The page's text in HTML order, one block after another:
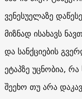
ვენესუელაზე
მიზნად ისახავს
და სანქციების
ეტაპზე უცნობია,
შეეხო თუ არა